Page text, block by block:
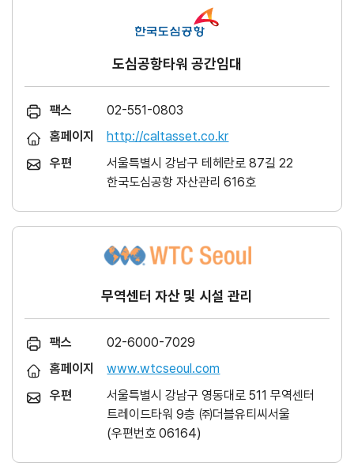
도심공항타워 공간임대
팩스
02-551-0803
홈페이지
http://caltasset.co.kr
우편
서울특별시 강남구 테헤란로 87길 22
한국도심공항 자산관리 616호
무역센터 자산 및 시설 관리
팩스
02-6000-7029
홈페이지
www.wtcseoul.com
우편
서울특별시 강남구 영동대로 511 무역센터
트레이드타워 9층 ㈜더블유티씨서울
(우편번호 06164)